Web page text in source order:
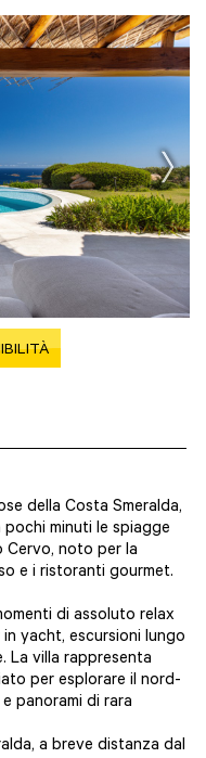
della Costa Smeralda,
minuti le spiagge
Cervo, noto per la
e i ristoranti gourmet.
di assoluto relax
yacht, escursioni lungo
La villa rappresenta
per esplorare il nord-
panorami di rara
, a breve distanza dal